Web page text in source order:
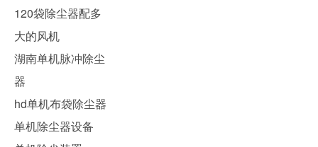
120袋除尘器配多
大的风机
湖南单机脉冲除尘
器
hd单机布袋除尘器
单机除尘器设备